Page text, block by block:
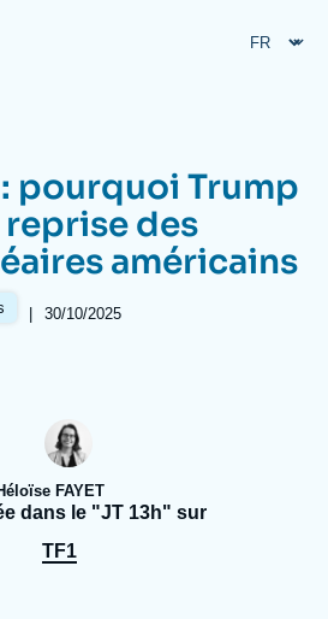
Se connecter
Proche-Orient
pourquoi Trump
des
américains
| 30/10/2025
FAYET
dans le "JT 13h" sur
TF1